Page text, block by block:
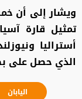
ويشار إلى أن
أستراليا
الذي حصل على
اليابان